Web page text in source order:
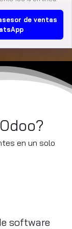
en un solo
software
agosto, 10:00 AM
AM
Guerrero y Víctor
Asegura tu acceso
aquí:
3bc337a7
de ventas